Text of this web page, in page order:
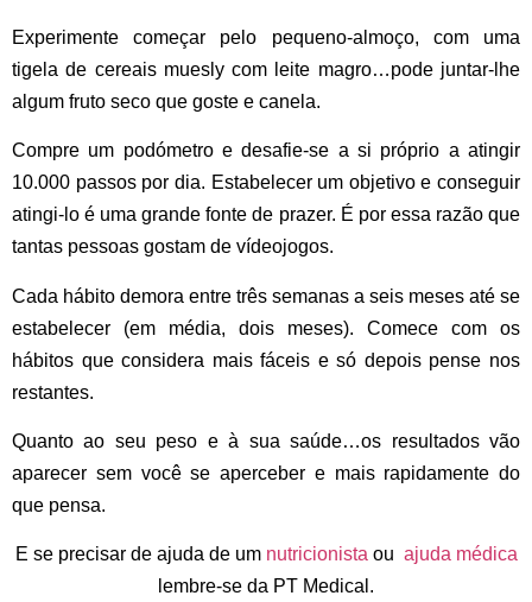
Experimente começar pelo pequeno-almoço, com uma
tigela de cereais muesly com leite magro…pode juntar-lhe
algum fruto seco que goste e canela.
Compre um podómetro e desafie-se a si próprio a atingir
10.000 passos por dia. Estabelecer um objetivo e conseguir
atingi-lo é uma grande fonte de prazer. É por essa razão que
tantas pessoas gostam de vídeojogos.
Cada hábito demora entre três semanas a seis meses até se
estabelecer (em média, dois meses). Comece com os
hábitos que considera mais fáceis e só depois pense nos
restantes.
Quanto ao seu peso e à sua saúde…os resultados vão
aparecer sem você se aperceber e mais rapidamente do
que pensa.
E se precisar de ajuda de um nutricionistaou ajuda médica
lembre-se da PT Medical.